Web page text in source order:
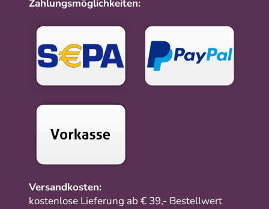
Zahlungsmöglichkeiten:
Versandkosten:
kostenlose Lieferung ab € 39,- Bestellwert